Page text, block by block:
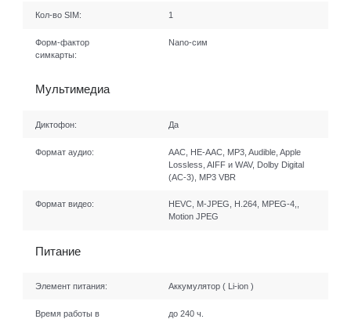
Кол-во SIM: 1
Форм-фактор
симкарты:
Nano-сим
Мультимедиа
Диктофон: Да
Формат аудио:
AAC, HE-AAC, MP3, Audible, Apple
Lossless, AIFF и WAV, Dolby Digital
(AC‑3), MP3 VBR
Формат видео:
HEVC, M-JPEG, H.264, MPEG-4,,
Motion JPEG
Питание
Элемент питания: Аккумулятор ( Li-ion )
Время работы в до 240 ч.